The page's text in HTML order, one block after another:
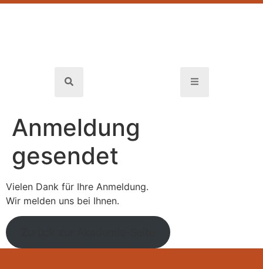
Anmeldung
gesendet
Vielen Dank für Ihre Anmeldung.
Wir melden uns bei Ihnen.